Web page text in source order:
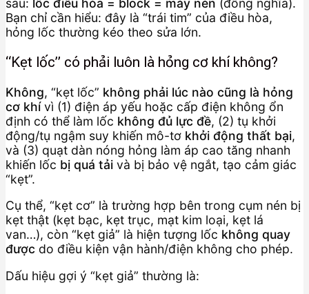
sau: lốc điều hòa = block = máy nén (đồng nghĩa).
Bạn chỉ cần hiểu: đây là “trái tim” của điều hòa,
hỏng lốc thường kéo theo sửa lớn.
“Kẹt lốc” có phải luôn là hỏng cơ khí không?
Không, “kẹt lốc” không phải lúc nào cũng là hỏng
cơ khívì (1) điện áp yếu hoặc cấp điện không ổn
định có thể làm lốc không đủ lực đề, (2) tụ khởi
động/tụ ngậm suy khiến mô-tơ khởi động thất bại,
và (3) quạt dàn nóng hỏng làm áp cao tăng nhanh
khiến lốc bị quá tải và bị bảo vệ ngắt, tạo cảm giác
“kẹt”.
Cụ thể, “kẹt cơ” là trường hợp bên trong cụm nén bị
kẹt thật (kẹt bạc, kẹt trục, mạt kim loại, kẹt lá
van…), còn “kẹt giả” là hiện tượng lốc không quay
được do điều kiện vận hành/điện không cho phép.
Dấu hiệu gợi ý “kẹt giả” thường là: